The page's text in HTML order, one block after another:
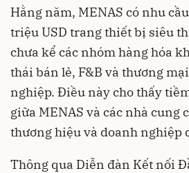
Hằng năm, MENAS có nhu
triệu USD trang thiết bị siêu
chưa kể các nhóm hàng hóa
thái bán lẻ, F&B và thương
nghiệp. Điều này cho thấy
giữa MENAS và các nhà cung
thương hiệu và doanh nghiệp
Thông qua Diễn đàn Kết nối